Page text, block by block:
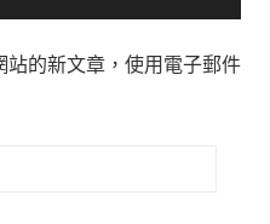
的新文章，使用電子郵件